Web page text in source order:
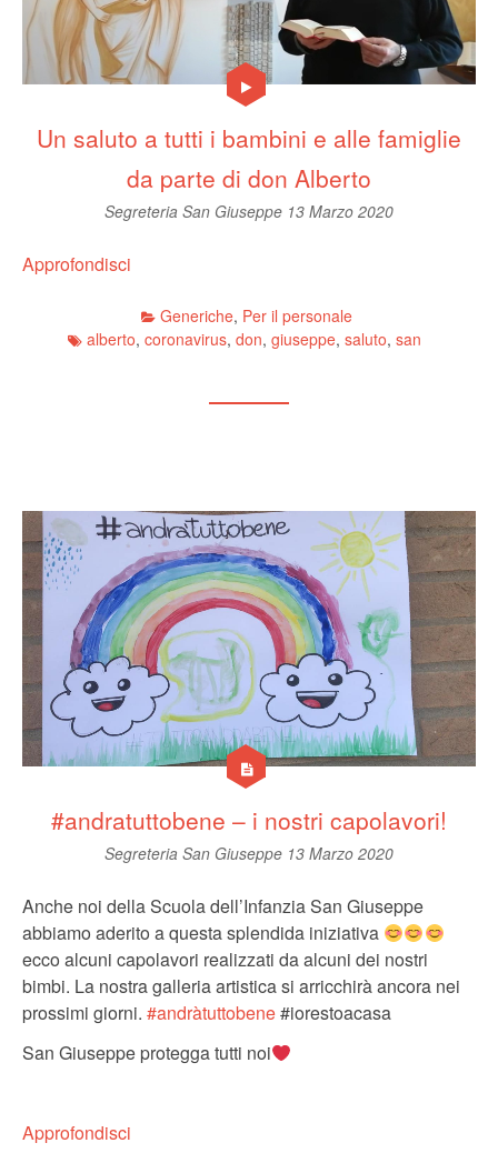
Un saluto a tutti i bambini e alle famiglie
da parte di don Alberto
Segreteria San Giuseppe 13 Marzo 2020
Approfondisci
Generiche, Per il personale
alberto, coronavirus, don, giuseppe, saluto, san
#andratuttobene – i nostri capolavori!
Segreteria San Giuseppe 13 Marzo 2020
Anche noi della Scuola dell’Infanzia San Giuseppe
abbiamo aderito a questa splendida iniziativa
ecco alcuni capolavori realizzati da alcuni dei nostri
bimbi. La nostra galleria artistica si arricchirà ancora nei
prossimi giorni. #andràtuttobene#iorestoacasa
San Giuseppe protegga tutti noi
Approfondisci